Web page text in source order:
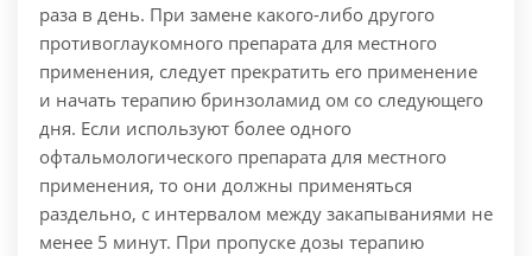
раза в день. При замене какого-либо другого
противоглаукомного препарата для местного
применения, следует прекратить его применение
и начать терапию бринзоламид ом со следующего
дня. Если используют более одного
офтальмологического препарата для местного
применения, то они должны применяться
раздельно, с интервалом между закапываниями не
менее 5 минут. При пропуске дозы терапию